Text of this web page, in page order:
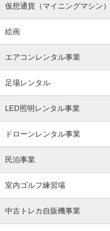
仮想通貨（マイニングマシン）
絵画
エアコンレンタル事業
足場レンタル
LED照明レンタル事業
ドローンレンタル事業
民泊事業
室内ゴルフ練習場
中古トレカ自販機事業